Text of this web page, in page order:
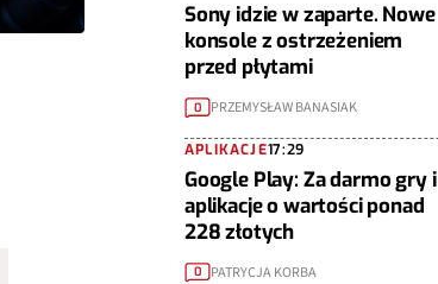
Sony idzie w zaparte. Nowe
konsole z ostrzeżeniem
przed płytami
0 PRZEMYSŁAW BANASIAK
APLIKACJE17:29
Google Play: Za darmo gry i
aplikacje o wartości ponad
228 złotych
0 PATRYCJA KORBA